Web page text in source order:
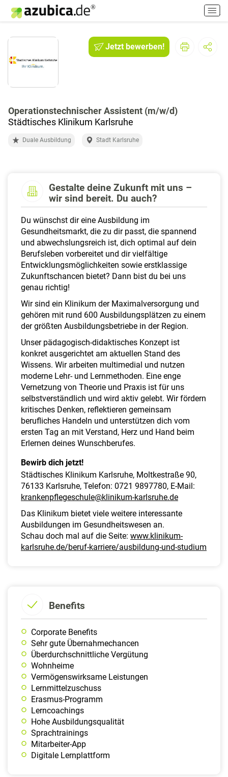
H
a
p
c
Jetzt bewerben!
Operationstechnischer Assistent (m/w/d)
Städtisches Klinikum Karlsruhe
Duale Ausbildung Stadt Karlsruhe
Gestalte deine Zukunft mit uns –
wir sind bereit. Du auch?
Du wünschst dir eine Ausbildung im
Gesundheitsmarkt, die zu dir passt, die spannend
und abwechslungsreich ist, dich optimal auf dein
Berufsleben vorbereitet und dir vielfältige
Entwicklungsmöglichkeiten sowie erstklassige
Zukunftschancen bietet? Dann bist du bei uns
genau richtig!
Wir sind ein Klinikum der Maximalversorgung und
gehören mit rund 600 Ausbildungsplätzen zu einem
der größten Ausbildungsbetriebe in der Region.
Unser pädagogisch-didaktisches Konzept ist
konkret ausgerichtet am aktuellen Stand des
Wissens. Wir arbeiten multimedial und nutzen
moderne Lehr- und Lernmethoden. Eine enge
Vernetzung von Theorie und Praxis ist für uns
selbstverständlich und wird aktiv gelebt. Wir fördern
kritisches Denken, reflektieren gemeinsam
berufliches Handeln und unterstützen dich vom
ersten Tag an mit Verstand, Herz und Hand beim
Erlernen deines Wunschberufes.
Bewirb dich jetzt!
Städtisches Klinikum Karlsruhe, Moltkestraße 90,
76133 Karlsruhe, Telefon: 0721 9897780, E-Mail:
krankenpflegeschule@klinikum-karlsruhe.de
Das Klinikum bietet viele weitere interessante
Ausbildungen im Gesundheitswesen an.
Schau doch mal auf die Seite: www.klinikum-
karlsruhe.de/beruf-karriere/ausbildung-und-studium
Benefits
Corporate Benefits
Sehr gute Übernahmechancen
Überdurchschnittliche Vergütung
Wohnheime
Vermögenswirksame Leistungen
Lernmittelzuschuss
Erasmus-Programm
Lerncoachings
Hohe Ausbildungsqualität
Sprachtrainings
Mitarbeiter-App
Digitale Lernplattform